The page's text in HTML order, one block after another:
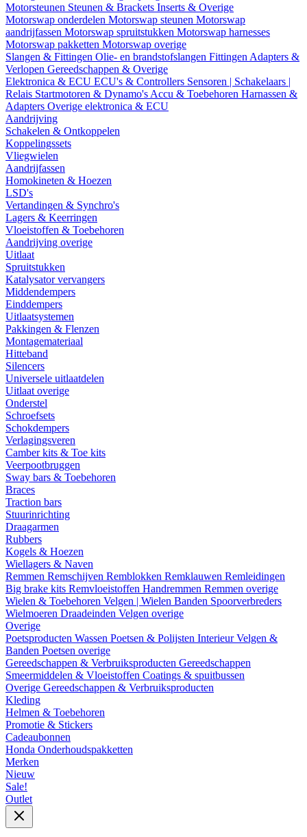
Motorsteunen Steunen & Brackets Inserts & Overige
Motorswap onderdelen Motorswap steunen Motorswap
aandrijfassen Motorswap spruitstukken Motorswap harnesses
Motorswap pakketten Motorswap overige
Slangen & Fittingen Olie- en brandstofslangen Fittingen Adapters &
Verlopen Gereedschappen & Overige
Elektronica & ECU ECU's & Controllers Sensoren | Schakelaars |
Relais Startmotoren & Dynamo's Accu & Toebehoren Harnassen &
Adapters Overige elektronica & ECU
Aandrijving
Schakelen & Ontkoppelen
Koppelingssets
Vliegwielen
Aandrijfassen
Homokineten & Hoezen
LSD's
Vertandingen & Synchro's
Lagers & Keerringen
Vloeistoffen & Toebehoren
Aandrijving overige
Uitlaat
Spruitstukken
Katalysator vervangers
Middendempers
Einddempers
Uitlaatsystemen
Pakkingen & Flenzen
Montagemateriaal
Hitteband
Silencers
Universele uitlaatdelen
Uitlaat overige
Onderstel
Schroefsets
Schokdempers
Verlagingsveren
Camber kits & Toe kits
Veerpootbruggen
Sway bars & Toebehoren
Braces
Traction bars
Stuurinrichting
Draagarmen
Rubbers
Kogels & Hoezen
Wiellagers & Naven
Remmen Remschijven Remblokken Remklauwen Remleidingen
Big brake kits Remvloeistoffen Handremmen Remmen overige
Wielen & Toebehoren Velgen | Wielen Banden Spoorverbreders
Wielmoeren Draadeinden Velgen overige
Overige
Poetsproducten Wassen Poetsen & Polijsten InterieurVelgen &
Banden Poetsen overige
Gereedschappen & Verbruiksproducten Gereedschappen
Smeermiddelen & Vloeistoffen Coatings & spuitbussen
Overige Gereedschappen & Verbruiksproducten
Kleding
Helmen & Toebehoren
Promotie & Stickers
Cadeaubonnen
Honda Onderhoudspakketten
Merken
Nieuw
Sale!
Outlet